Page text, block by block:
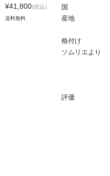
¥41,800(税込)
送料無料
国
産地
格付け
ソムリエより
評価